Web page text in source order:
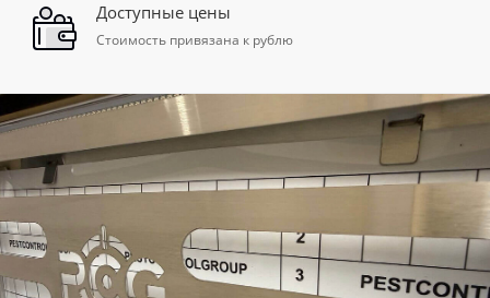
Доступные цены
Стоимость привязана к рублю